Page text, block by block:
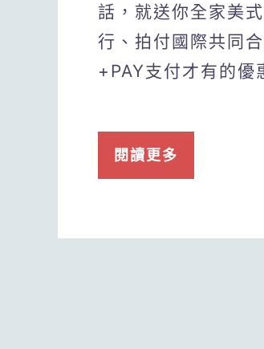
話，就送你全家美
行、拍付國際共同
+PAY支付才有的優
閱讀更多